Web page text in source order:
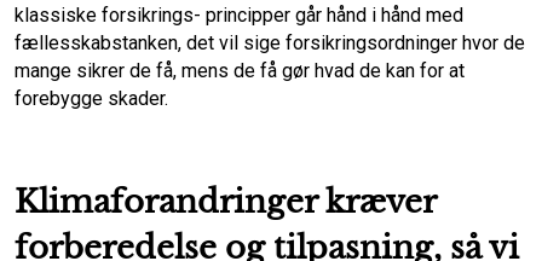
klassiske forsikrings- principper går hånd i hånd med
fællesskabstanken, det vil sige forsikringsordninger hvor de
mange sikrer de få, mens de få gør hvad de kan for at
forebygge skader.
Klimaforandringer kræver
forberedelse og tilpasning, så vi